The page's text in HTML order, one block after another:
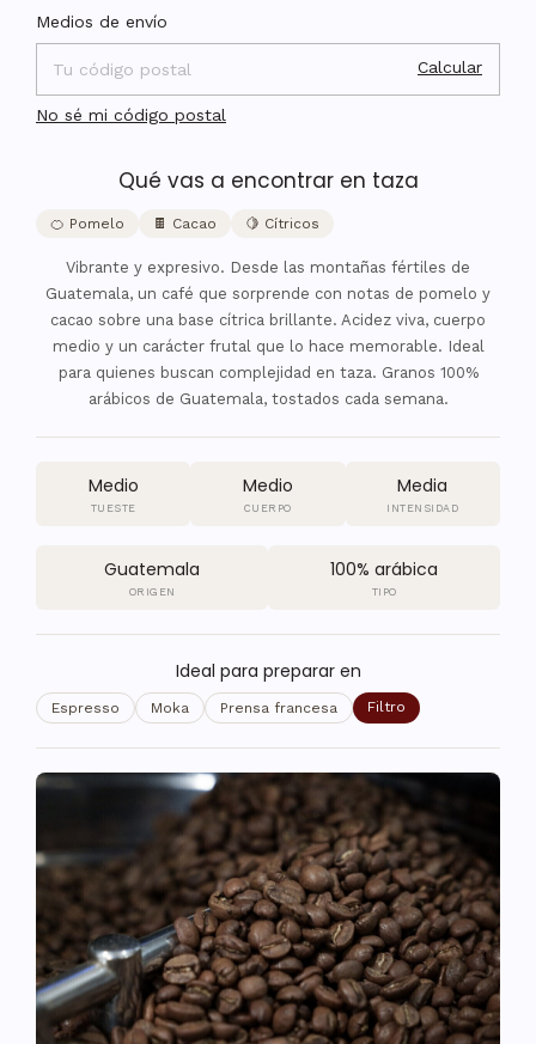
Entregas para el CP:
Medios de envío
Calcular
No sé mi código postal
Qué vas a encontrar en taza
🍊 Pomelo 🍫 Cacao 🍋 Cítricos
Vibrante y expresivo. Desde las montañas fértiles de
Guatemala, un café que sorprende con notas de pomelo y
cacao sobre una base cítrica brillante. Acidez viva, cuerpo
medio y un carácter frutal que lo hace memorable. Ideal
para quienes buscan complejidad en taza. Granos 100%
arábicos de Guatemala, tostados cada semana.
Medio
TUESTE
Medio
CUERPO
Media
INTENSIDAD
Guatemala
ORIGEN
100% arábica
TIPO
Ideal para preparar en
Espresso Moka Prensa francesa Filtro